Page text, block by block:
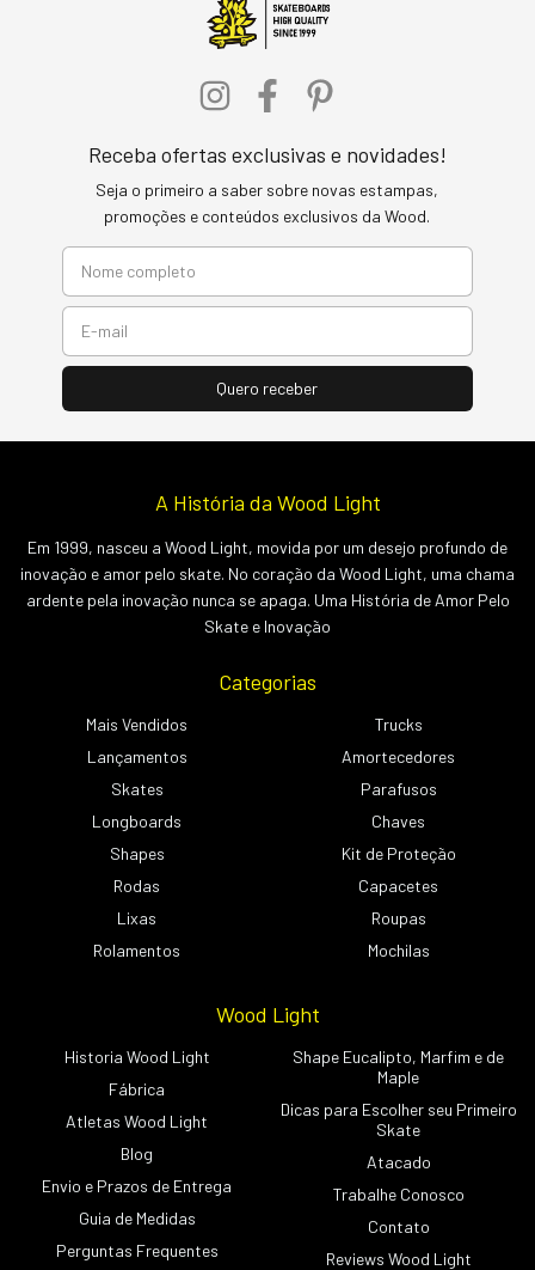
Receba ofertas exclusivas e novidades!
Seja o primeiro a saber sobre novas estampas,
promoções e conteúdos exclusivos da Wood.
A História da Wood Light
Em 1999, nasceu a Wood Light, movida por um desejo profundo de
inovação e amor pelo skate. No coração da Wood Light, uma chama
ardente pela inovação nunca se apaga. Uma História de Amor Pelo
Skate e Inovação
Categorias
Mais Vendidos
Lançamentos
Skates
Longboards
Shapes
Rodas
Lixas
Rolamentos
Trucks
Amortecedores
Parafusos
Chaves
Kit de Proteção
Capacetes
Roupas
Mochilas
Wood Light
Historia Wood Light
Fábrica
Atletas Wood Light
Blog
Envio e Prazos de Entrega
Guia de Medidas
Perguntas Frequentes
Shape Eucalipto, Marfim e de
Maple
Dicas para Escolher seu Primeiro
Skate
Atacado
Trabalhe Conosco
Contato
Reviews Wood Light